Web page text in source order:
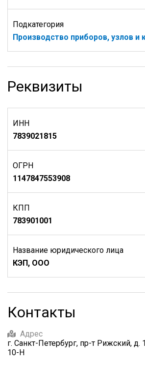
Подкатегория
Производство приборов, узлов и
Реквизиты
ИНН
7839021815
ОГРН
1147847553908
КПП
783901001
Название юридического лица
КЭП, ООО
Контакты
Адрес
г. Санкт-Петербург, пр-т Рижский, д.
10-Н